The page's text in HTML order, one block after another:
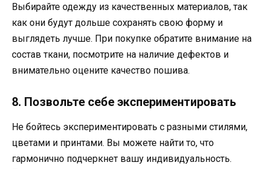
Выбирайте одежду из качественных материалов, так
как они будут дольше сохранять свою форму и
выглядеть лучше. При покупке обратите внимание на
состав ткани, посмотрите на наличие дефектов и
внимательно оцените качество пошива.
8. Позвольте себе экспериментировать
Не бойтесь экспериментировать с разными стилями,
цветами и принтами. Вы можете найти то, что
гармонично подчеркнет вашу индивидуальность.